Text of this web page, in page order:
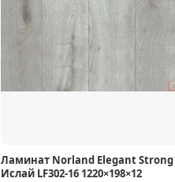
Ламинат Norland Elegant
Ислай LF302-16 1220×198×12